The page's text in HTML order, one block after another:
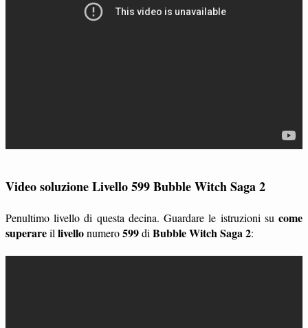
Video soluzione Livello 599 Bubble Witch Saga 2
Penultimo livello di questa decina. Guardare le istruzioni su come
superareil livellonumero599di Bubble Witch Saga 2: